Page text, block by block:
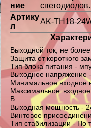
ние
светодиодов.
Артику
л
AK-TH18-
Выходной ток, не
Защита от короткого
Тип блока питания -
Выходное напряжение
Минимальное входное
Максимальное
В
Выходная мощность -
Винтовое
Тип стабилизации - По